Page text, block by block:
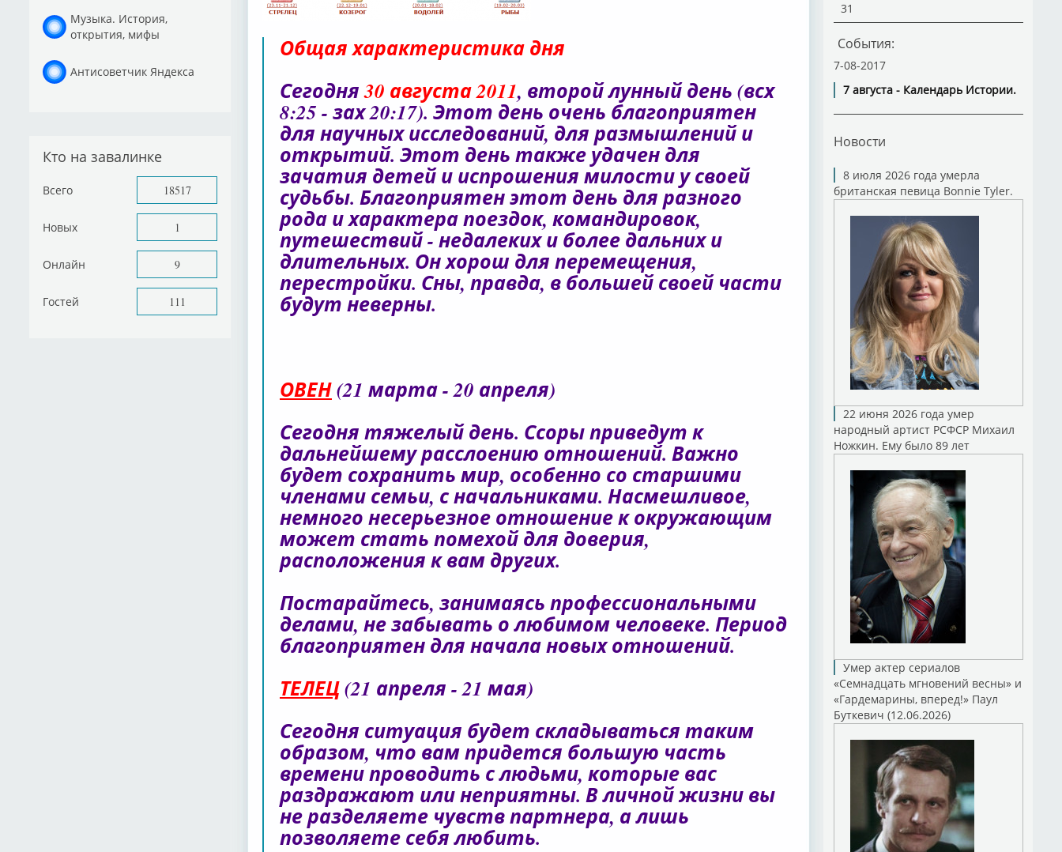
Музыка. История,
открытия, мифы
Антисоветчик Яндекса
Кто на завалинке
Всего 18517
Новых 1
Онлайн 9
Гостей 111
Общая характеристика дня
Сегодня30 августа 2011, второй лунный день (всх
8:25 - зах 20:17). Этот день очень благоприятен
для научных исследований, для размышлений и
открытий. Этот день также удачен для
зачатия детей и испрошения милости у своей
судьбы. Благоприятен этот день для разного
рода и характера поездок, командировок,
путешествий - недалеких и более дальних и
длительных. Он хорош для перемещения,
перестройки. Сны, правда, в большей своей части
будут неверны.
ОВЕН(21 марта - 20 апреля)
Сегодня тяжелый день. Ссоры приведут к
дальнейшему расслоению отношений. Важно
будет сохранить мир, особенно со старшими
членами семьи, с начальниками. Насмешливое,
немного несерьезное отношение к окружающим
может стать помехой для доверия,
расположения к вам других.
Постарайтесь, занимаясь профессиональными
делами, не забывать о любимом человеке. Период
благоприятен для начала новых отношений.
ТЕЛЕЦ(21 апреля - 21 мая)
Сегодня ситуация будет складываться таким
образом, что вам придется большую часть
времени проводить с людьми, которые вас
раздражают или неприятны. В личной жизни вы
не разделяете чувств партнера, а лишь
позволяете себя любить.
31
События:
7-08-2017
7 августа - Календарь Истории.
Новости
8 июля 2026 года умерла
британская певица Bonnie Tyler.
22 июня 2026 года умер
народный артист РСФСР Михаил
Ножкин. Ему было 89 лет
Умер актер сериалов
«Семнадцать мгновений весны» и
«Гардемарины, вперед!» Паул
Буткевич (12.06.2026)